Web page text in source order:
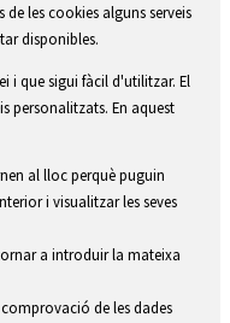
les cookies alguns serveis
disponibles.
i que sigui fàcil d'utilitzar. El
personalitzats. En aquest
al lloc perquè puguin
i visualitzar les seves
a introduir la mateixa
de les dades